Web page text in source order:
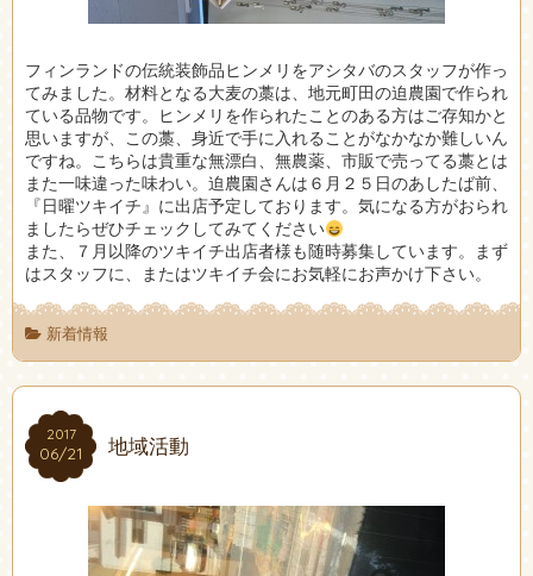
フィンランドの伝統装飾品ヒンメリをアシタバのスタッフが作っ
てみました。材料となる大麦の藁は、地元町田の迫農園で作られ
ている品物です。ヒンメリを作られたことのある方はご存知かと
思いますが、この藁、身近で手に入れることがなかなか難しいん
ですね。こちらは貴重な無漂白、無農薬、市販で売ってる藁とは
また一味違った味わい。迫農園さんは６月２５日のあしたば前、
『日曜ツキイチ』に出店予定しております。気になる方がおられ
ましたらぜひチェックしてみてください
また、７月以降のツキイチ出店者様も随時募集しています。まず
はスタッフに、またはツキイチ会にお気軽にお声かけ下さい。
新着情報
2017
06/21
2017
06/21 地域活動